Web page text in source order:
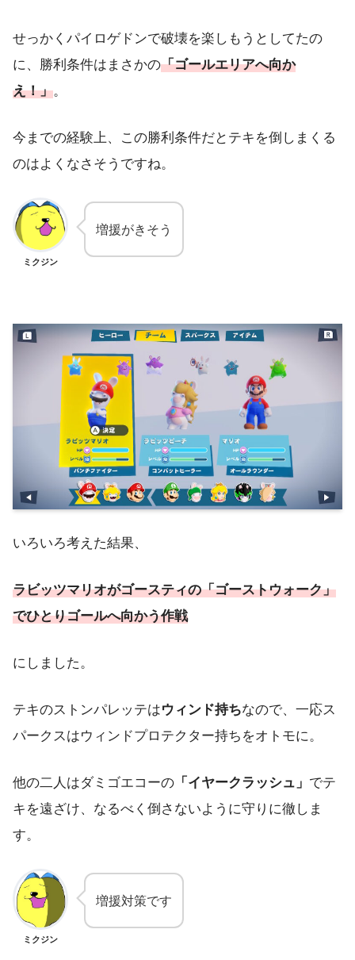
せっかくパイロゲドンで破壊を楽しもうとしてたの
に、勝利条件はまさかの「ゴールエリアへ向か
え！」。
今までの経験上、この勝利条件だとテキを倒しまくる
のはよくなさそうですね。
ミクジン
増援がきそう
いろいろ考えた結果、
ラビッツマリオがゴースティの「ゴーストウォーク」
でひとりゴールへ向かう作戦
にしました。
テキのストンパレッテはウィンド持ちなので、一応ス
パークスはウィンドプロテクター持ちをオトモに。
他の二人はダミゴエコーの 「イヤークラッシュ」 でテ
キを遠ざけ、なるべく倒さないように守りに徹しま
す。
ミクジン
増援対策です